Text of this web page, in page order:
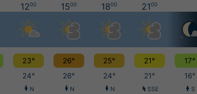
1200 1500 1800 2100
23° 26° 25° 21°
17°
24° 26° 24° 21° 16°
N N N SSE S